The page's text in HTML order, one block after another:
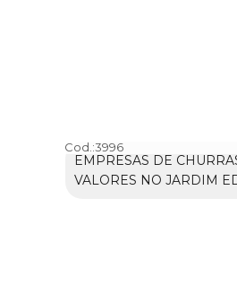
Cod.:3996
EMPRESAS DE
VALORES NO JARDIM